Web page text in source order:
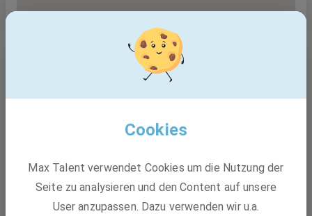
Über das Unternehmen
VINCORION
2018gegründet
Wedel, Deutschland
Cookies
Max Talent verwendet Cookies um die Nutzung der
Seite zu analysieren und den Content auf unsere
User anzupassen. Dazu verwenden wir u.a.